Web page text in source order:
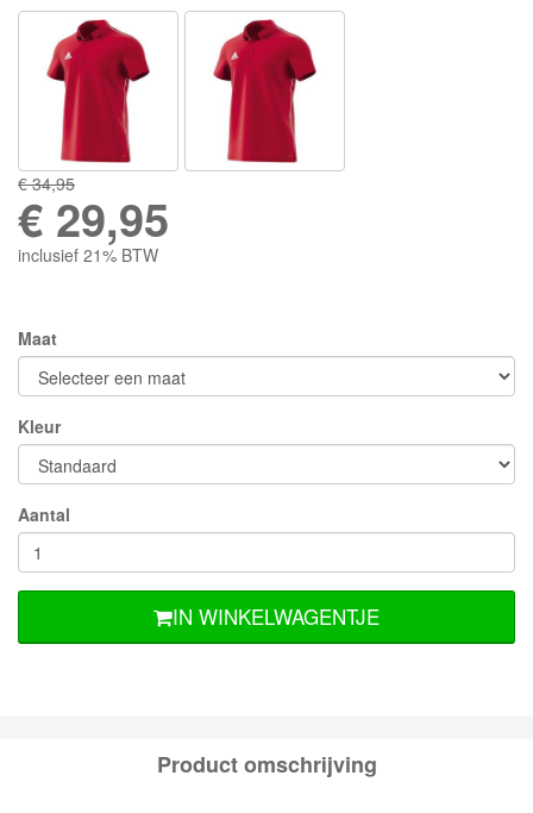
€ 34,95
€ 29,95
inclusief 21% BTW
Maat
Kleur
Aantal
IN WINKELWAGENTJE
Product omschrijving